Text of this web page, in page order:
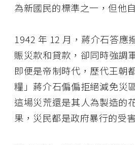
為新國民的標準之一，但他
1942 年 12 月，蔣介石答應
賑災款和貸款，卻同時強調
即便是帝制時代，歷代王朝
糧」蔣介石偏偏拒絕減免災
這場災荒還是其人為製造的
果，災民都是政府暴行的受